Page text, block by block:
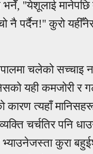
''येशूलाई मानेपछि
नै पर्दैन!'' कुरो
चलेको सच्चाइ
यही कमजोरी र
कारण त्यहाँ
चर्चतिर पनि
भ्याउनेजस्ता कुरा